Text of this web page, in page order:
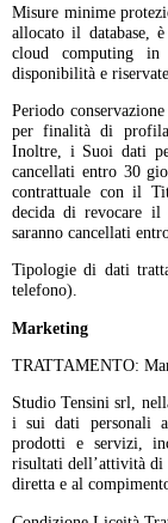
Misure minime
allocato il database,
cloud computing
disponibilità e
Periodo
per finalità di
Inoltre, i Suoi dati
cancellati entro 30
contrattuale con il
decida di revocare il
saranno cancellati
Tipologie di dati
telefono).
Marketing
TRATTAMENTO:
Studio Tensini srl,
i sui dati personali
prodotti e servizi,
risultati dell’attività di
diretta e al